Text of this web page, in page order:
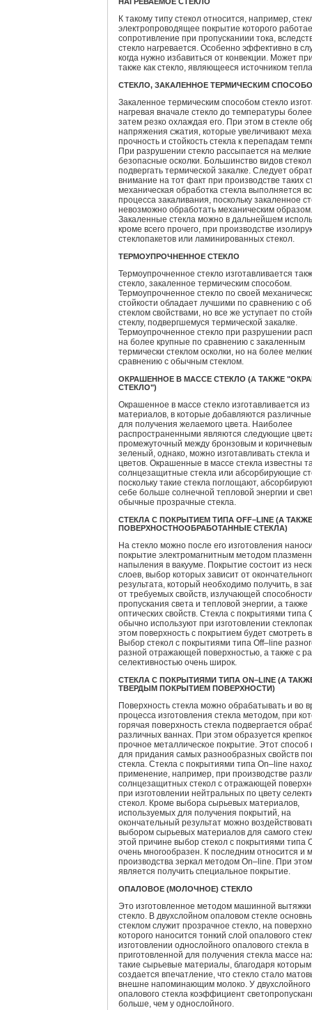
К такому типу стекол относится, например,
электропроводящее покрытие которого
сопротивление при пропусканиии тока,
стекло нагревается. Особенно эффективно в
когда нужно избавиться от конвекции. Может
также как стекло, являющееся источником
СТЕКЛО, ЗАКАЛЕННОЕ ТЕРМИЧЕСКИМ
Закаленное термическим способом стекло
нагревая вначале стекло до температуры
затем резко охлаждая его. При этом в стекле
напряжения сжатия, которые увеличивают
прочность и стойкость стекла к перепадам
При разрушении стекло рассыпается на мелкие
безопасные осколки. Большинство видов
подвергать термической закалке. Следует
внимание на тот факт при производстве таких
механическая обработка стекла выполняется
процесса закаливания, поскольку закаленное
невозможно обработать механическим образом.
Закаленные стекла можно в дальнейшем
кроме всего прочего, при производстве
стеклопакетов или ламинированных стекол.
ТЕРМОУПРОЧНЕННОЕ СТЕКЛО
Термоупрочненное стекло изготавливается
стекло, закаленное термическим способом.
Термоупрочненное стекло по своей
стойкости обладает лучшими по сравнению с
стеклом свойствами, но все же уступает по
стеклу, подвергшемуся термической закалке.
Термоупрочненное стекло при разрушении
на более крупные по сравнению с закаленным
термически стеклом осколки, но на более
сравнению с обычным стеклом.
ОКРАШЕННОЕ В МАССЕ СТЕКЛО (А ТАКЖЕ
СТЕКЛО")
Окрашенное в массе стекло изготавливается
материалов, в которые добавляются
для получения желаемого цвета. Наиболее
распространенными являются следующие
промежуточный между бронзовым и
зеленый, однако, можно изготавливать стекла и
цветов. Окрашенные в массе стекла известны
солнцезащитные стекла или абсорбирующие
поскольку такие стекла поглощают,
себе больше солнечной тепловой энергии и
обычные прозрачные стекла.
СТЕКЛА С ПОКРЫТИЕМ ТИПА OFF–LINE (А ТАКЖЕ
ПОВЕРХНОСТНООБРАБОТАННЫЕ СТЕКЛА)
На стекло можно после его изготовления
покрытие электромагнитным методом
напыления в вакууме. Покрытие состоит из
слоев, выбор которых зависит от
результата, который необходимо получить, в
от требуемых свойств, излучающей
пропускания света и тепловой энергии, а также
оптических свойств. Стекла с покрытиями типа
обычно используют при изготовлении
этом поверхность с покрытием будет смотреть
Выбор стекол с покрытиями типа Off–line
разной отражающей поверхностью, а также с
селективностью очень широк.
СТЕКЛА С ПОКРЫТИЯМИ ТИПА ON–LINE (А
ТВЕРДЫМ ПОКРЫТИЕМ ПОВЕРХНОСТИ)
Поверхность стекла можно обрабатывать и во
процесса изготовления стекла методом, при
горячая поверхность стекла подвергается
различных ваннах. При этом образуется
прочное металлическое покрытие. Этот способ
для придания самых разнообразных свойств
стекла. Стекла с покрытиями типа On–line
применение, например, при производстве
солнцезащитных стекол с отражающей
при изготовлении нейтральных по цвету
стекол. Кроме выбора сырьевых материалов,
используемых для получения покрытий, на
окончательный результат можно
выбором сырьевых материалов для самого
этой причине выбор стекол с покрытиями типа
очень многообразен. К последним относится и
производства зеркал методом On–line. При
является получить специальное покрытие.
ОПАЛОВОЕ (МОЛОЧНОЕ) СТЕКЛО
Это изготовленное методом машинной
стекло. В двухслойном опаловом стекле
стеклом служит прозрачное стекло, на
которого наносится тонкий слой опалового
изготовлении однослойного опалового стекла в
приготовленной для получения стекла массе
такие сырьевые материалы, благодаря которым
создается впечатление, что стекло стало
внешне напоминающим молоко. У двухслойного
опалового стекла коэффициент
больше, чем у однослойного.